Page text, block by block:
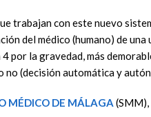
trabajan con este nuevo
del médico (humano) de
4 por la gravedad, más
no (decisión automática y
MÉDICO DE MÁLAGA